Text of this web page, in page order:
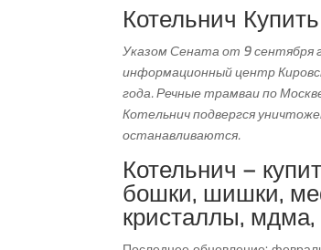
Котельнич
Указом Сената от 9 сентября
информационный центр
года. Речные трамваи по
Котельнич подвергся
останавливаются.
Котельнич –
бошки, шишки,
кристаллы, мдма,